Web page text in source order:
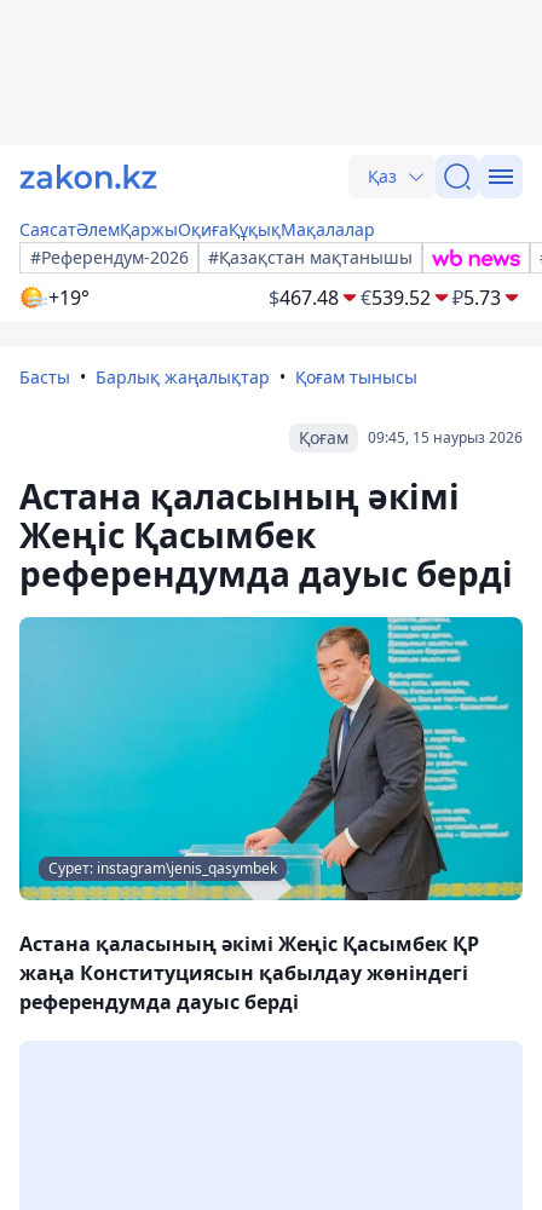
Қаз
СаясатӘлемҚаржыОқиғаҚұқықМақалалар
#Референдум-2026
#Қазақстан мақтанышы
+19° $467.48 €539.52 ₽5.73
Басты Барлық жаңалықтар Қоғам тынысы
09:45, 15 наурыз 2026
Қоғам
Астана қаласының әкімі
Жеңіс Қасымбек
референдумда дауыс берді
Сурет: instagram\jenis_qasymbek
Астана қаласының әкімі Жеңіс Қасымбек ҚР
жаңа Конституциясын қабылдау жөніндегі
референдумда дауыс берді